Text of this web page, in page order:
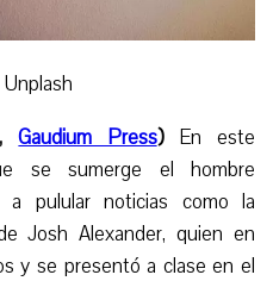
Gaudium Press) En este
se sumerge el hombre
a pulular noticias como la
Josh Alexander, quien en
y se presentó a clase en el